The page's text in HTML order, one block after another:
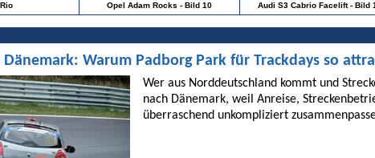
Opel Adam Rocks - Bild 10 Audi S3 Cabrio Facelift - Bild
Dänemark: Warum Padborg Park für Trackdays so
Wer aus Norddeutschland kommt und
nach Dänemark, weil Anreise,
überraschend unkompliziert